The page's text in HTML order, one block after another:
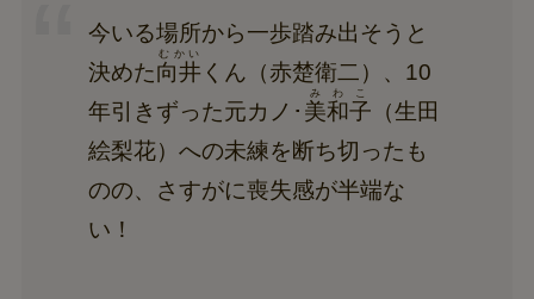
今いる場所から一歩踏み出そうと
決めた向井
むかい
くん（赤楚衛二）、10
年引きずった元カノ･ 美和子
みわこ
（生田
絵梨花）への未練を断ち切ったも
のの、さすがに喪失感が半端な
い！